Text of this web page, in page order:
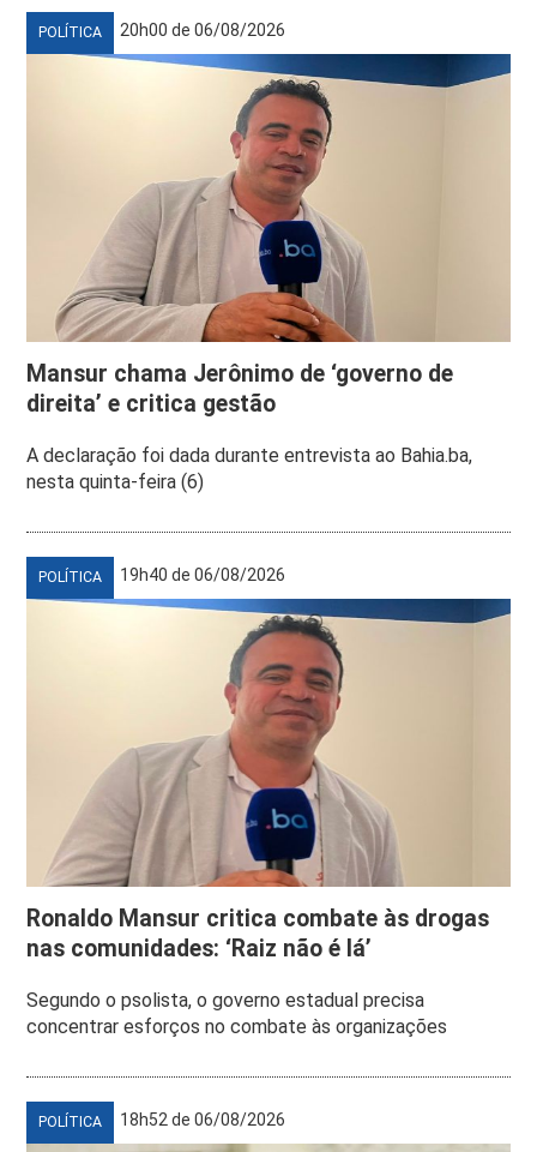
POLÍTICA 20h00 de 06/08/2026
Mansur chama Jerônimo de ‘governo de
direita’ e critica gestão
A declaração foi dada durante entrevista ao Bahia.ba,
nesta quinta-feira (6)
POLÍTICA 19h40 de 06/08/2026
Ronaldo Mansur critica combate às drogas
nas comunidades: ‘Raiz não é lá’
Segundo o psolista, o governo estadual precisa
concentrar esforços no combate às organizações
POLÍTICA 18h52 de 06/08/2026